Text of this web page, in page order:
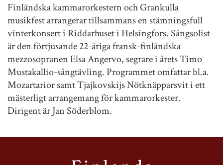
Finländska kammarorkestern och Grankulla
musikfest arrangerar tillsammans en stämningsfull
vinterkonsert i Riddarhuset i Helsingfors. Sångsolist
är den förtjusande 22-åriga fransk-finländska
mezzosopranen Elsa Angervo, segrare i årets Timo
Mustakallio-sångtävling. Programmet omfattar bl.a.
Mozartarior samt Tjajkovskijs Nötknäpparsvit i ett
mästerligt arrangemang för kammarorkester.
Dirigent är Jan Söderblom.